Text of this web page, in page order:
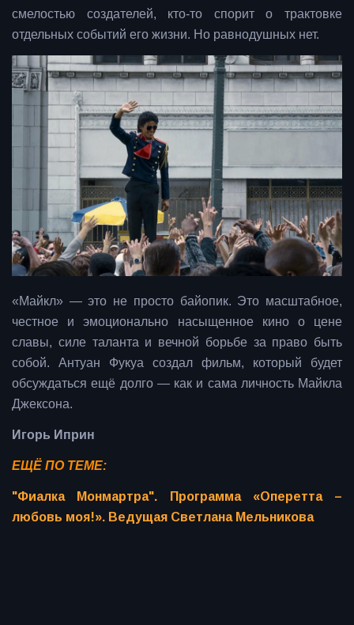
смелостью создателей, кто-то спорит о трактовке
отдельных событий его жизни. Но равнодушных нет.
«Майкл» — это не просто байопик. Это масштабное,
честное и эмоционально насыщенное кино о цене
славы, силе таланта и вечной борьбе за право быть
собой. Антуан Фукуа создал фильм, который будет
обсуждаться ещё долго — как и сама личность Майкла
Джексона.
Игорь Иприн
ЕЩЁ ПО ТЕМЕ:
"Фиалка Монмартра". Программа «Оперетта –
любовь моя!». Ведущая Светлана Мельникова